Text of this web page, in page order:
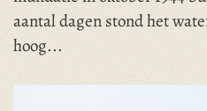
aantal dagen stond het
hoog...